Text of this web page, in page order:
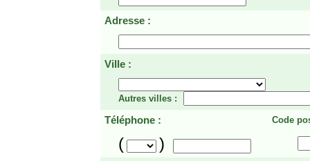
Adresse :
Ville :
Autres villes :
Téléphone : Code
( )